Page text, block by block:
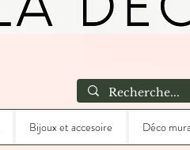
Bijoux et accesoire Déco